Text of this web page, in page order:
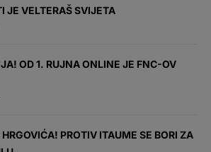
JE VELTERAŠ SVIJETA
OD 1. RUJNA ONLINE JE FNC-OV
PROTIV ITAUME SE BORI ZA